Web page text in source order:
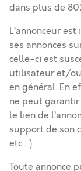
dans plus de
L’annonceur
ses annonces
celle-ci est
utilisateur et/ou
en général. En
ne peut
le lien de
support de son
etc…).
Toute annonce